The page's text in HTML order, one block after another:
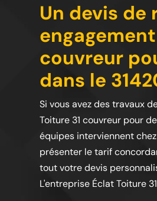
Un devis
couvreur
dans le
Si vous avez des travaux
Toiture 31 couvreur pour
équipes interviennent
présenter le tarif
tout votre devis
L'entreprise Éclat Toiture